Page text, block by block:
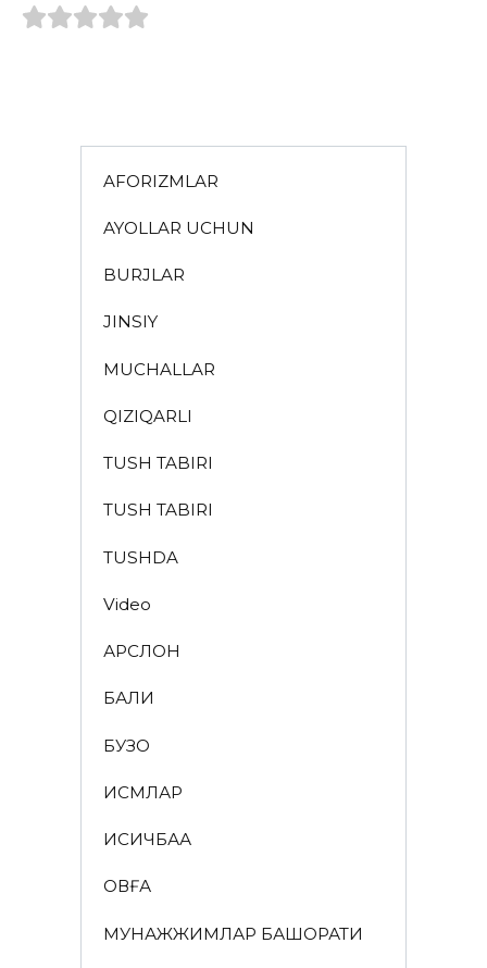
AFORIZMLAR
AYOLLAR UCHUN
BURJLAR
JINSIY
MUCHALLAR
QIZIQARLI
TUSH TABIRI
TUSH TABIRI
TUSHDA
Video
АРСЛОН
БАЛИҚ
БУЗОҚ
ИСМЛАР
ҚИСҚИЧБАҚА
ҚОВҒА
МУНАЖЖИМЛАР БАШОРАТИ